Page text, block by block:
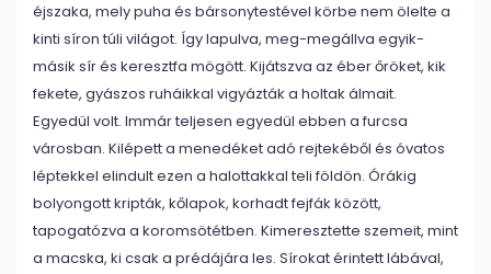
éjszaka, mely puha és bársonytestével körbe nem ölelte a
kinti síron túli világot. Így lapulva, meg-megállva egyik-
másik sír és keresztfa mögött. Kijátszva az éber őröket, kik
fekete, gyászos ruháikkal vigyázták a holtak álmait.
Egyedül volt. Immár teljesen egyedül ebben a furcsa
városban. Kilépett a menedéket adó rejtekéből és óvatos
léptekkel elindult ezen a halottakkal teli földön. Órákig
bolyongott kripták, kőlapok, korhadt fejfák között,
tapogatózva a koromsötétben. Kimeresztette szemeit, mint
a macska, ki csak a prédájára les. Sírokat érintett lábával,